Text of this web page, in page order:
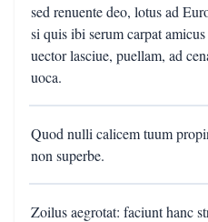
sed renuente deo, lotus ad
si quis ibi serum carpat
uector lasciue, puellam, ad
uoca.
Quod nulli calicem tuum
non superbe.
Zoilus aegrotat: faciunt hanc